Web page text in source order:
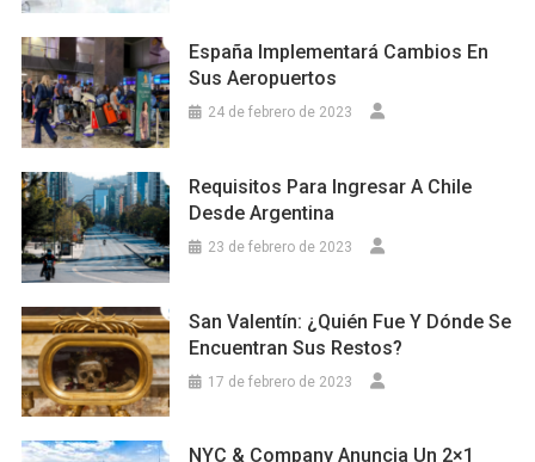
España Implementará Cambios En
Sus Aeropuertos
24 de febrero de 2023
Requisitos Para Ingresar A Chile
Desde Argentina
23 de febrero de 2023
San Valentín: ¿Quién Fue Y Dónde Se
Encuentran Sus Restos?
17 de febrero de 2023
NYC & Company Anuncia Un 2×1